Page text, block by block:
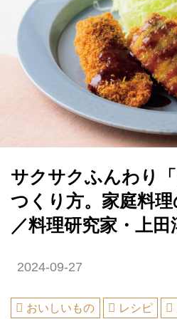
サクサクふんわり
つくり方。家庭料
／料理研究家・上田
2024-09-27
おいしいもの レシピ